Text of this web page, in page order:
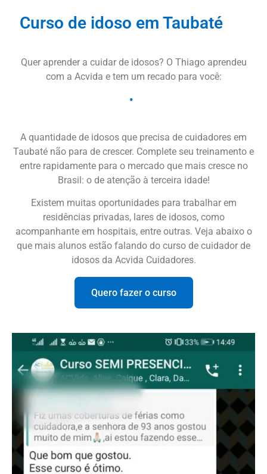
Curso de idoso em Taubaté
Quer aprender a cuidar de idosos? O Thiago aprendeu
com a Acvida e tem um recado para você:
A quantidade de idosos que precisa de cuidadores em
Taubaté não para de crescer. Complete seu treinamento e
entre rapidamente para o mercado que mais cresce no
Brasil: o de atenção à terceira idade!
Existem muitas oportunidades para trabalhar em
residências privadas, lares de idosos, como
acompanhante em hospitais, entre outras. Veja abaixo o
que mais alunos estão falando do curso de cuidador de
idosos da Acvida Cuidadores.
Quero fazer o curso